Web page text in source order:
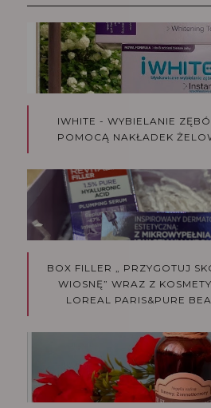
IWHITE - WYBIELANIE
POMOCĄ NAKŁADEK
BOX FILLER „ PRZYGOTUJ
WIOSNĘ” WRAZ Z
LOREAL PARIS&PURE